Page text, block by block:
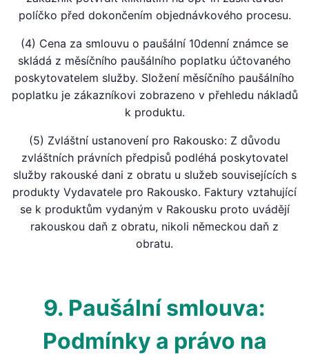
políčko před dokončením objednávkového procesu.
(4) Cena za smlouvu o paušální 10denní známce se
skládá z měsíčního paušálního poplatku účtovaného
poskytovatelem služby. Složení měsíčního paušálního
poplatku je zákazníkovi zobrazeno v přehledu nákladů
k produktu.
(5) Zvláštní ustanovení pro Rakousko: Z důvodu
zvláštních právních předpisů podléhá poskytovatel
služby rakouské dani z obratu u služeb souvisejících s
produkty Vydavatele pro Rakousko. Faktury vztahující
se k produktům vydaným v Rakousku proto uvádějí
rakouskou daň z obratu, nikoli německou daň z
obratu.
9. Paušální smlouva:
Podmínky a právo na